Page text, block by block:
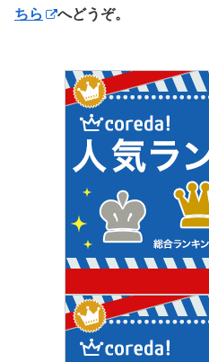
ちら
へどうぞ。